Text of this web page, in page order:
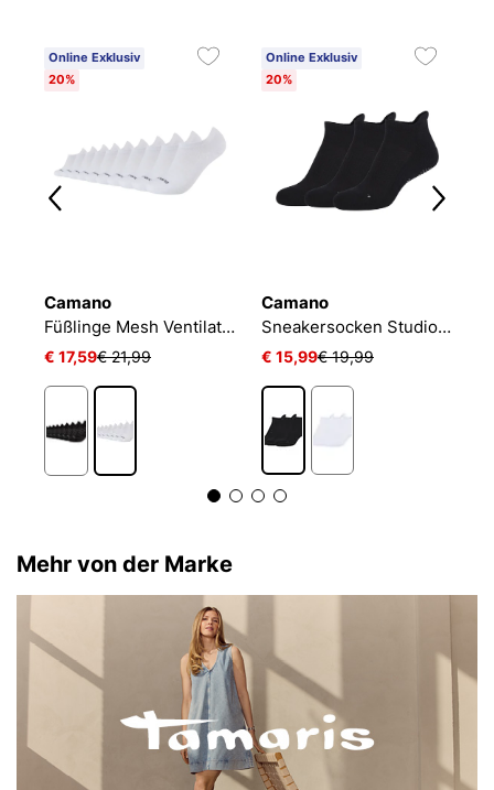
Online Exklusiv
20%
Camano
Füßlinge Mesh Ventilation
€ 17,59€ 21,99
Online Exklusiv
20%
Camano
Sneakersocken Studio-Line Pilates und Yoga
€ 15,99€ 19,99
Mehr von der Marke